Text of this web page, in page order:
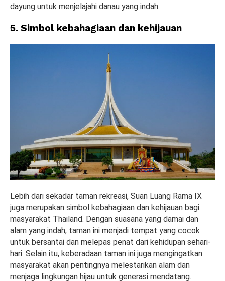
dayung untuk menjelajahi danau yang indah.
5. Simbol kebahagiaan dan kehijauan
Lebih dari sekadar taman rekreasi, Suan Luang Rama IX
juga merupakan simbol kebahagiaan dan kehijauan bagi
masyarakat Thailand. Dengan suasana yang damai dan
alam yang indah, taman ini menjadi tempat yang cocok
untuk bersantai dan melepas penat dari kehidupan sehari-
hari. Selain itu, keberadaan taman ini juga mengingatkan
masyarakat akan pentingnya melestarikan alam dan
menjaga lingkungan hijau untuk generasi mendatang.